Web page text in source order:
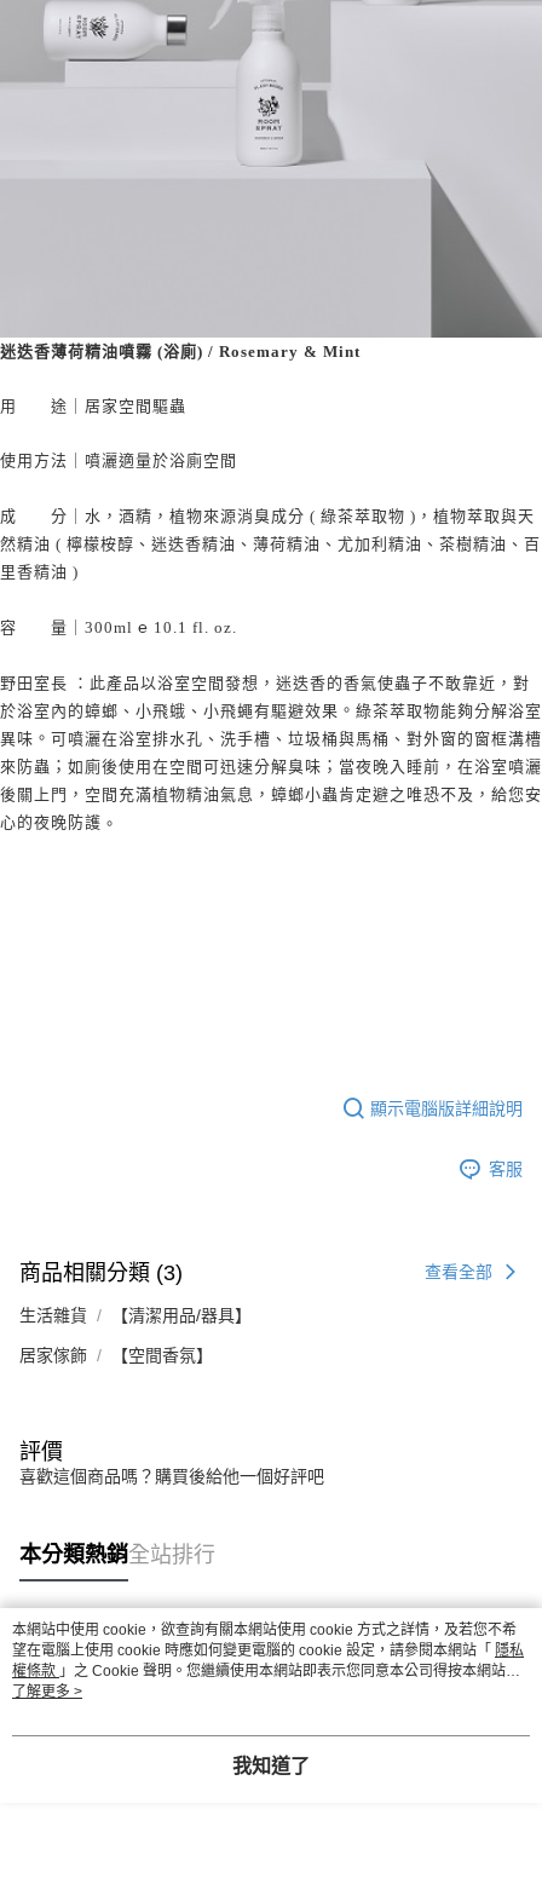
迷迭香薄荷精油噴霧 (浴廁) / Rosemary & Mint
用 途｜ 居家空間驅蟲
使用方法｜噴灑適量於浴廁空間
成 分｜ 水，酒精，植物來源消臭成分 ( 綠茶萃取物 ) ，植物萃取與天
然精油 ( 檸檬桉醇、迷迭香精油、薄荷精油、尤加利精油、茶樹精油、百
里香精油 )
容 量｜ 300ml ℮ 10.1 fl. oz.
野田室長 ： 此產品以浴室 空間發想 ，迷迭香的香氣使蟲子不敢靠近，對
於浴室內的蟑螂 、 小飛蛾 、 小飛蠅有驅避效果 。 綠茶萃取物能夠分解浴室
異味 。 可噴灑在浴室排水孔 、 洗手槽 、垃圾桶與馬桶 、 對外窗的窗框溝槽
來防蟲 ； 如廁後使用 在空間可迅速分解臭味 ； 當夜晚入睡前，在浴室 噴灑
後關上門，空間充滿植物精油氣息，蟑螂小蟲肯定避之唯恐不及，給您安
心的夜晚防護 。
顯示電腦版詳細說明
客服
商品相關分類 (3) 查看全部
生活雜貨 【清潔用品/器具】
居家傢飾 【空間香氛】
評價
喜歡這個商品嗎？購買後給他一個好評吧
本分類熱銷全站排行
熱門標籤
本網站中使用 cookie，欲查詢有關本網站使用 cookie 方式之詳情，及若您不希
望在電腦上使用 cookie 時應如何變更電腦的 cookie 設定，請參閱本網站「 隱私
權條款 」之 Cookie 聲明。您繼續使用本網站即表示您同意本公司得按本網站使
用條款之 Cookie 聲明使用 cookie。
了解更多 >
我知道了